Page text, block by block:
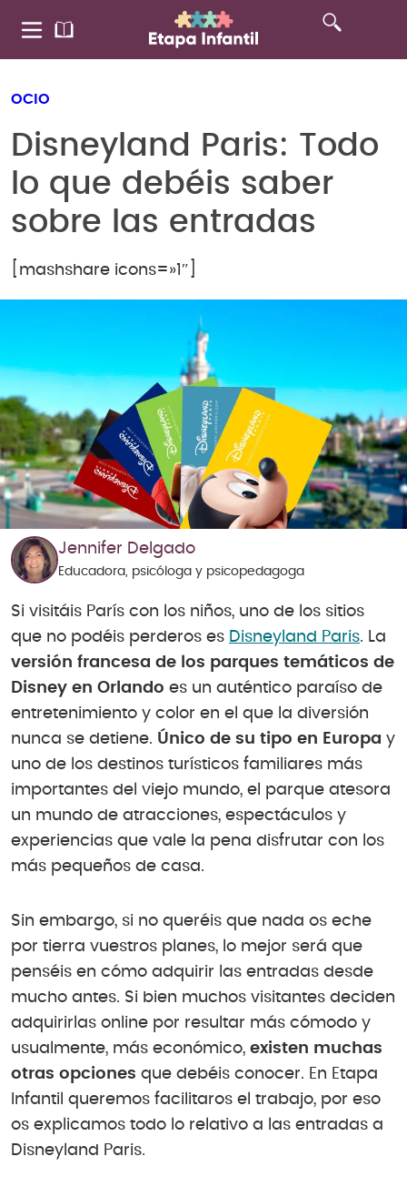
OCIO
Disneyland Paris: Todo
lo que debéis saber
sobre las entradas
[mashshare icons=»1″]
Jennifer Delgado
Educadora, psicóloga y psicopedagoga
Si visitáis París con los niños, uno de los sitios
que no podéis perderos es Disneyland Paris. La
versión francesa de los parques temáticos de
Disney en Orlando es un auténtico paraíso de
entretenimiento y color en el que la diversión
nunca se detiene. Único de su tipo en Europa y
uno de los destinos turísticos familiares más
importantes del viejo mundo, el parque atesora
un mundo de atracciones, espectáculos y
experiencias que vale la pena disfrutar con los
más pequeños de casa.
Sin embargo, si no queréis que nada os eche
por tierra vuestros planes, lo mejor será que
penséis en cómo adquirir las entradas desde
mucho antes. Si bien muchos visitantes deciden
adquirirlas online por resultar más cómodo y
usualmente, más económico, existen muchas
otras opciones que debéis conocer. En Etapa
Infantil queremos facilitaros el trabajo, por eso
os explicamos todo lo relativo a las entradas a
Disneyland Paris.